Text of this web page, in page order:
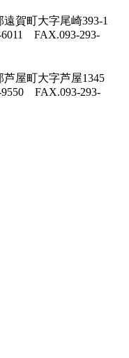
賀町大字尾崎393-1
6011 FAX.093-293-
屋町大字芦屋1345
9550 FAX.093-293-